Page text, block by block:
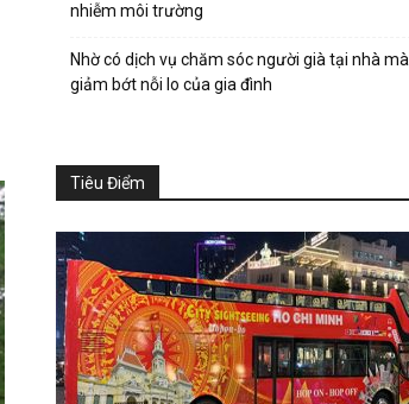
nhiễm môi trường
Nhờ có dịch vụ chăm sóc người già tại nhà mà
giảm bớt nỗi lo của gia đình
Tiêu Điểm